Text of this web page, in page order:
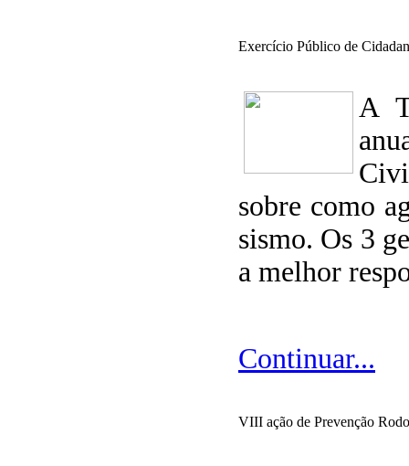
Exercício Público de
A
sobre como
sismo. Os 3
a melhor
Continuar...
VIII ação de Prevenção